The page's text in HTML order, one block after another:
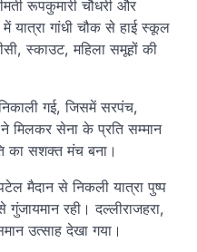
रूपकुमारी चौधरी और
में यात्रा गांधी चौक से हाई स्कूल
स्काउट, महिला समूहों की
निकाली गई, जिसमें सरपंच,
मिलकर सेना के प्रति सम्मान
का सशक्त मंच बना।
मैदान से निकली यात्रा पुष्प
गुंजायमान रही। दल्लीराजहरा,
उत्साह देखा गया।